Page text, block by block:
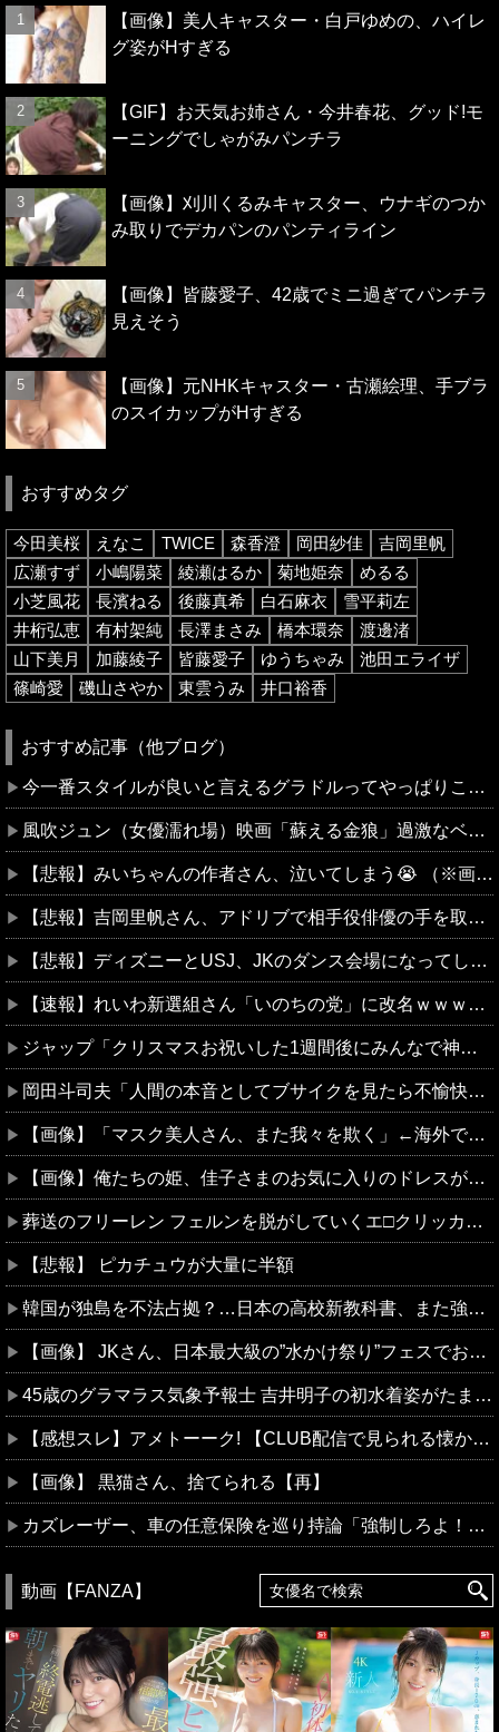
【画像】美人キャスター・白戸ゆめの、ハイレ
グ姿がHすぎる
【GIF】お天気お姉さん・今井春花、グッド!モ
ーニングでしゃがみパンチラ
【画像】刈川くるみキャスター、ウナギのつか
み取りでデカパンのパンティライン
【画像】皆藤愛子、42歳でミニ過ぎてパンチラ
見えそう
【画像】元NHKキャスター・古瀬絵理、手ブラ
のスイカップがHすぎる
おすすめタグ
今田美桜 えなこ TWICE 森香澄 岡田紗佳
吉岡里帆
広瀬すず
小嶋陽菜 綾瀬はるか 菊地姫奈
めるる
小芝風花
長濱ねる 後藤真希 白石麻衣
雪平莉左
井桁弘恵
有村架純 長澤まさみ 橋本環奈
渡邊渚
山下美月
加藤綾子 皆藤愛子 ゆうちゃみ
池田エライザ
篠崎愛
磯山さやか 東雲うみ 井口裕香
おすすめ記事（他ブログ）
今一番スタイルが良いと言えるグラドルってやっぱりこの子だよな？
風吹ジュン（女優濡れ場）映画「蘇える金狼」過激なベッドシーンに挑戦、全裸ヌードを曝け出す。（※動画あり）
【悲報】みいちゃんの作者さん、泣いてしまう😭 （※画像あり）
【悲報】吉岡里帆さん、アドリブで相手役俳優の手を取りお胸に押し当てる（※画像あり）
【悲報】ディズニーとUSJ、JKのダンス会場になってしまう （※動画あり）
【速報】れいわ新選組さん「いのちの党」に改名ｗｗｗｗｗｗｗｗ
ジャップ「クリスマスお祝いした1週間後にみんなで神社行きます」←これ
岡田斗司夫「人間の本音としてブサイクを見たら不愉快になる。この責任をどうとるんだ」
【画像】「マスク美人さん、また我々を欺く」←海外でも流行りだした結果がこちらw w w w w w w
【画像】俺たちの姫、佳子さまのお気に入りのドレスがこちらです←コレは可愛過ぎるw w w w w w w w
葬送のフリーレン フェルンを脱がしていくエ□クリッカーゲーム 一級魔法使い、簡単に催眠術にかかる。
【悲報】 ピカチュウが大量に半額
韓国が独島を不法占拠？…日本の高校新教科書、また強引な主張＝韓国の反応
【画像】 JKさん、日本最大級の”水かけ祭り”フェスでおっ〇ぱい丸見え！大量ぶっかけハプニングｗｗｗ
45歳のグラマラス気象予報士 吉井明子の初水着姿がたまらんすぎる件
【感想スレ】アメトーーク! 【CLUB配信で見られる懐かし回&傑作回】
【画像】 黒猫さん、捨てられる【再】
カズレーザー、車の任意保険を巡り持論「強制しろよ！」「保険にも入れないヤツは運転すんなよ」
動画【FANZA】